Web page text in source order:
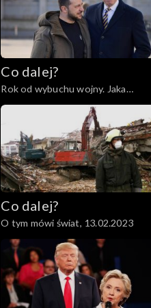
Co dalej?
Rok od wybuchu wojny. Jaka
przyszłość czeka Ukrainę i świat?,
Co dalej?
O tym mówi świat, 13.02.2023